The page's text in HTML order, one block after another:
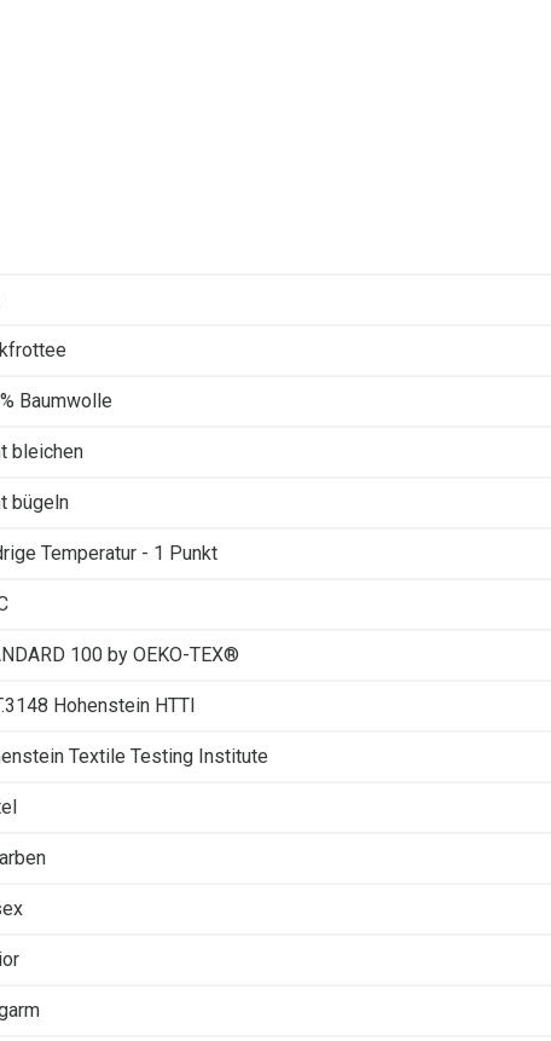
Baumwolle
bleichen
bügeln
Temperatur - 1 Punkt
100 by OEKO-TEX®
Hohenstein HTTI
Textile Testing Institute